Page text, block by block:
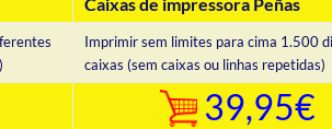
39,95€
Imprimir sem limites para cima 1.500
caixas (sem caixas ou linhas repetidas)